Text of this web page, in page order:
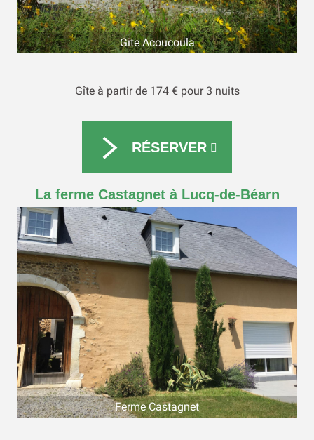
Gite Acoucoula
Gîte à partir de 174 € pour 3 nuits
RÉSERVER
La ferme Castagnet à Lucq-de-Béarn
Ferme Castagnet